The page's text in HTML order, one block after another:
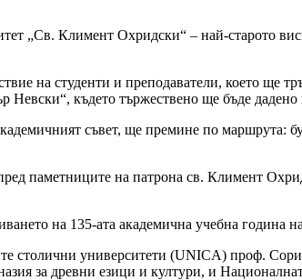
„Св. Климент Охридски“ – най-старото
на студенти и преподаватели, което ще
Невски“, където тържествено ще бъде
съвет, ще премине по маршрута:
паметниците на патрона св. Климент
на 135-ата академична учебна година
столични университети (UNICA) проф.
за древни езици и култури, и